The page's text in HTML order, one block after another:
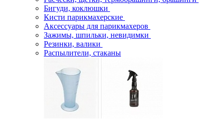
Бигуди, коклюшки
Кисти парикмахерские
Аксессуары для парикмахеров
Зажимы, шпильки, невидимки
Резинки, валики
Распылители, стаканы